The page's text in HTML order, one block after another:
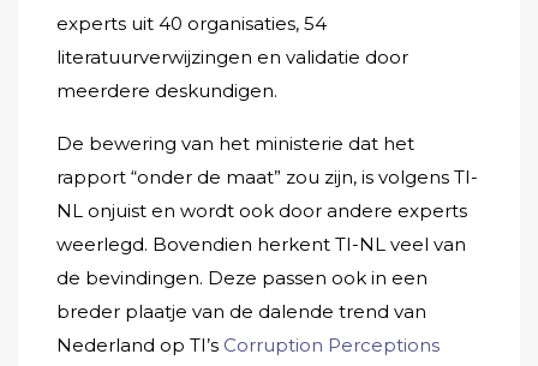
experts uit 40 organisaties, 54
literatuurverwijzingen en validatie door
meerdere deskundigen.
De bewering van het ministerie dat het
rapport “onder de maat” zou zijn, is volgens TI-
NL onjuist en wordt ook door andere experts
weerlegd. Bovendien herkent TI-NL veel van
de bevindingen. Deze passen ook in een
breder plaatje van de dalende trend van
Nederland op TI’s Corruption Perceptions